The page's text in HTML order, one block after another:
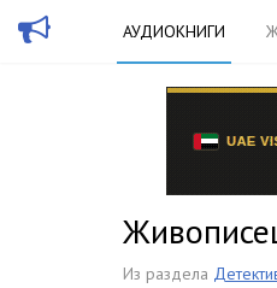
АУДИОКНИГИ
Из раздела